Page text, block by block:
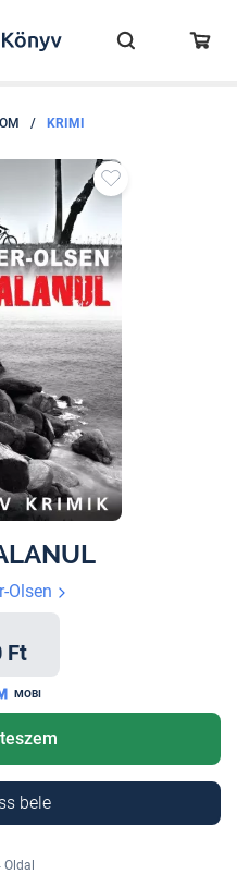
/ KRIMI
Olsen
Ft
MOBI
bele